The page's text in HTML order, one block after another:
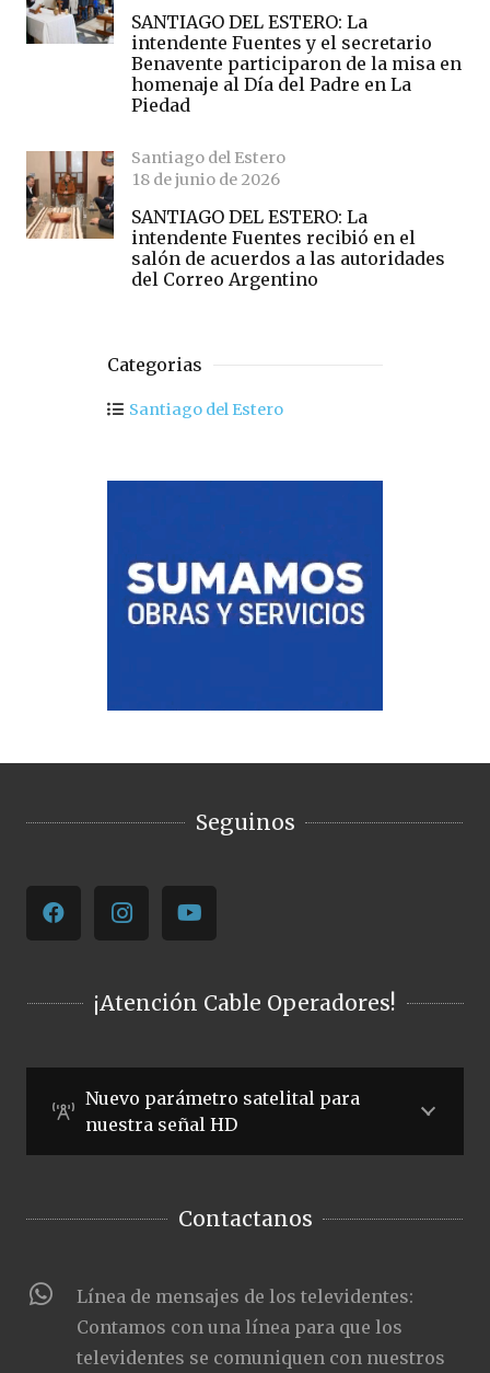
SANTIAGO DEL ESTERO: La
intendente Fuentes y el secretario
Benavente participaron de la misa en
homenaje al Día del Padre en La
Piedad
Santiago del Estero
18 de junio de 2026
SANTIAGO DEL ESTERO: La
intendente Fuentes recibió en el
salón de acuerdos a las autoridades
del Correo Argentino
Categorias
Santiago del Estero
Seguinos
¡Atención Cable Operadores!
Nuevo parámetro satelital para
nuestra señal HD
Contactanos
Línea de mensajes de los televidentes:
Contamos con una línea para que los
televidentes se comuniquen con nuestros